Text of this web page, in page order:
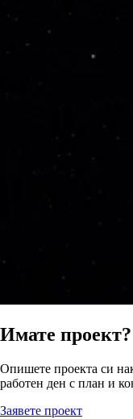
Имате
Опишете проекта си
работен ден с план и
Заявете проект